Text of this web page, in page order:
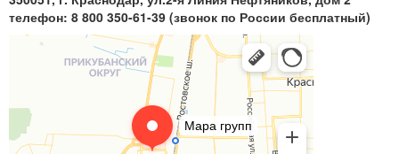
телефон: 8 800 350-61-39 (звонок по России бесплатный)